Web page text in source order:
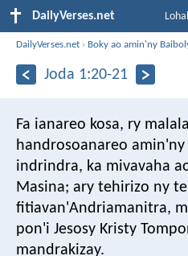
DailyVerses.net
DailyVerses.net › Boky ao amin'ny
Joda 1:20-21
Fa ianareo kosa, ry
handrosoanareo
indrindra, ka mivavaha
Masina; ary tehirizo ny
fitiavan'Andriamanitra,
pon'i Jesosy Kristy
mandrakizay.